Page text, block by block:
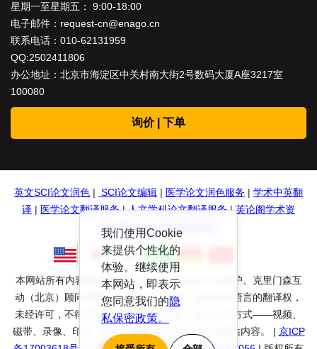
我们使用Cookie
来提供个性化的
体验。继续使用
本网站，即表示
您同意我们的隐
私保密政策。
星期一至星期五： 9:00-18:00
电子邮件： request-cn@enago.cn
联系电话： 010-62131959
QQ:2502411806
办公地址：北京市海淀区中关村南大街2号数码大厦A座3217室
100080
询价 | 下单
英文SCI论文润色 SCI论文编辑 医学论文润色服务
学术中英翻
译
医学论文翻译服务|人文学科论文翻译服务|英论阁学术资
源|英文论文润色投稿指南
本网站所有内容受到International Copyright Act保护。克里门森互
动（北京）顾问有限公司保留所有权利、包括其他语言的翻译权，
未经许可，不得复制、存储于检索系统、或以任何方式——视频、
磁带、录像、印刷、复印、录制或其他方式使用网站内容。 |
京ICP